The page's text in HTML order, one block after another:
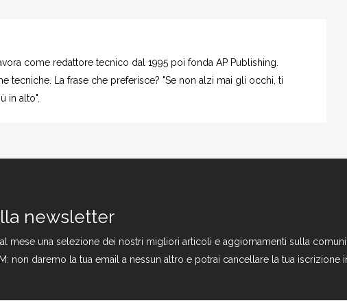
come redattore tecnico dal 1995 poi fonda AP Publishing.
tecniche. La frase che preferisce? "Se non alzi mai gli occhi, ti
in alto".
newsletter
al mese una selezione dei nostri migliori articoli e aggiornamenti sulla
non daremo la tua email a nessun altro e potrai cancellare la tua iscrizione